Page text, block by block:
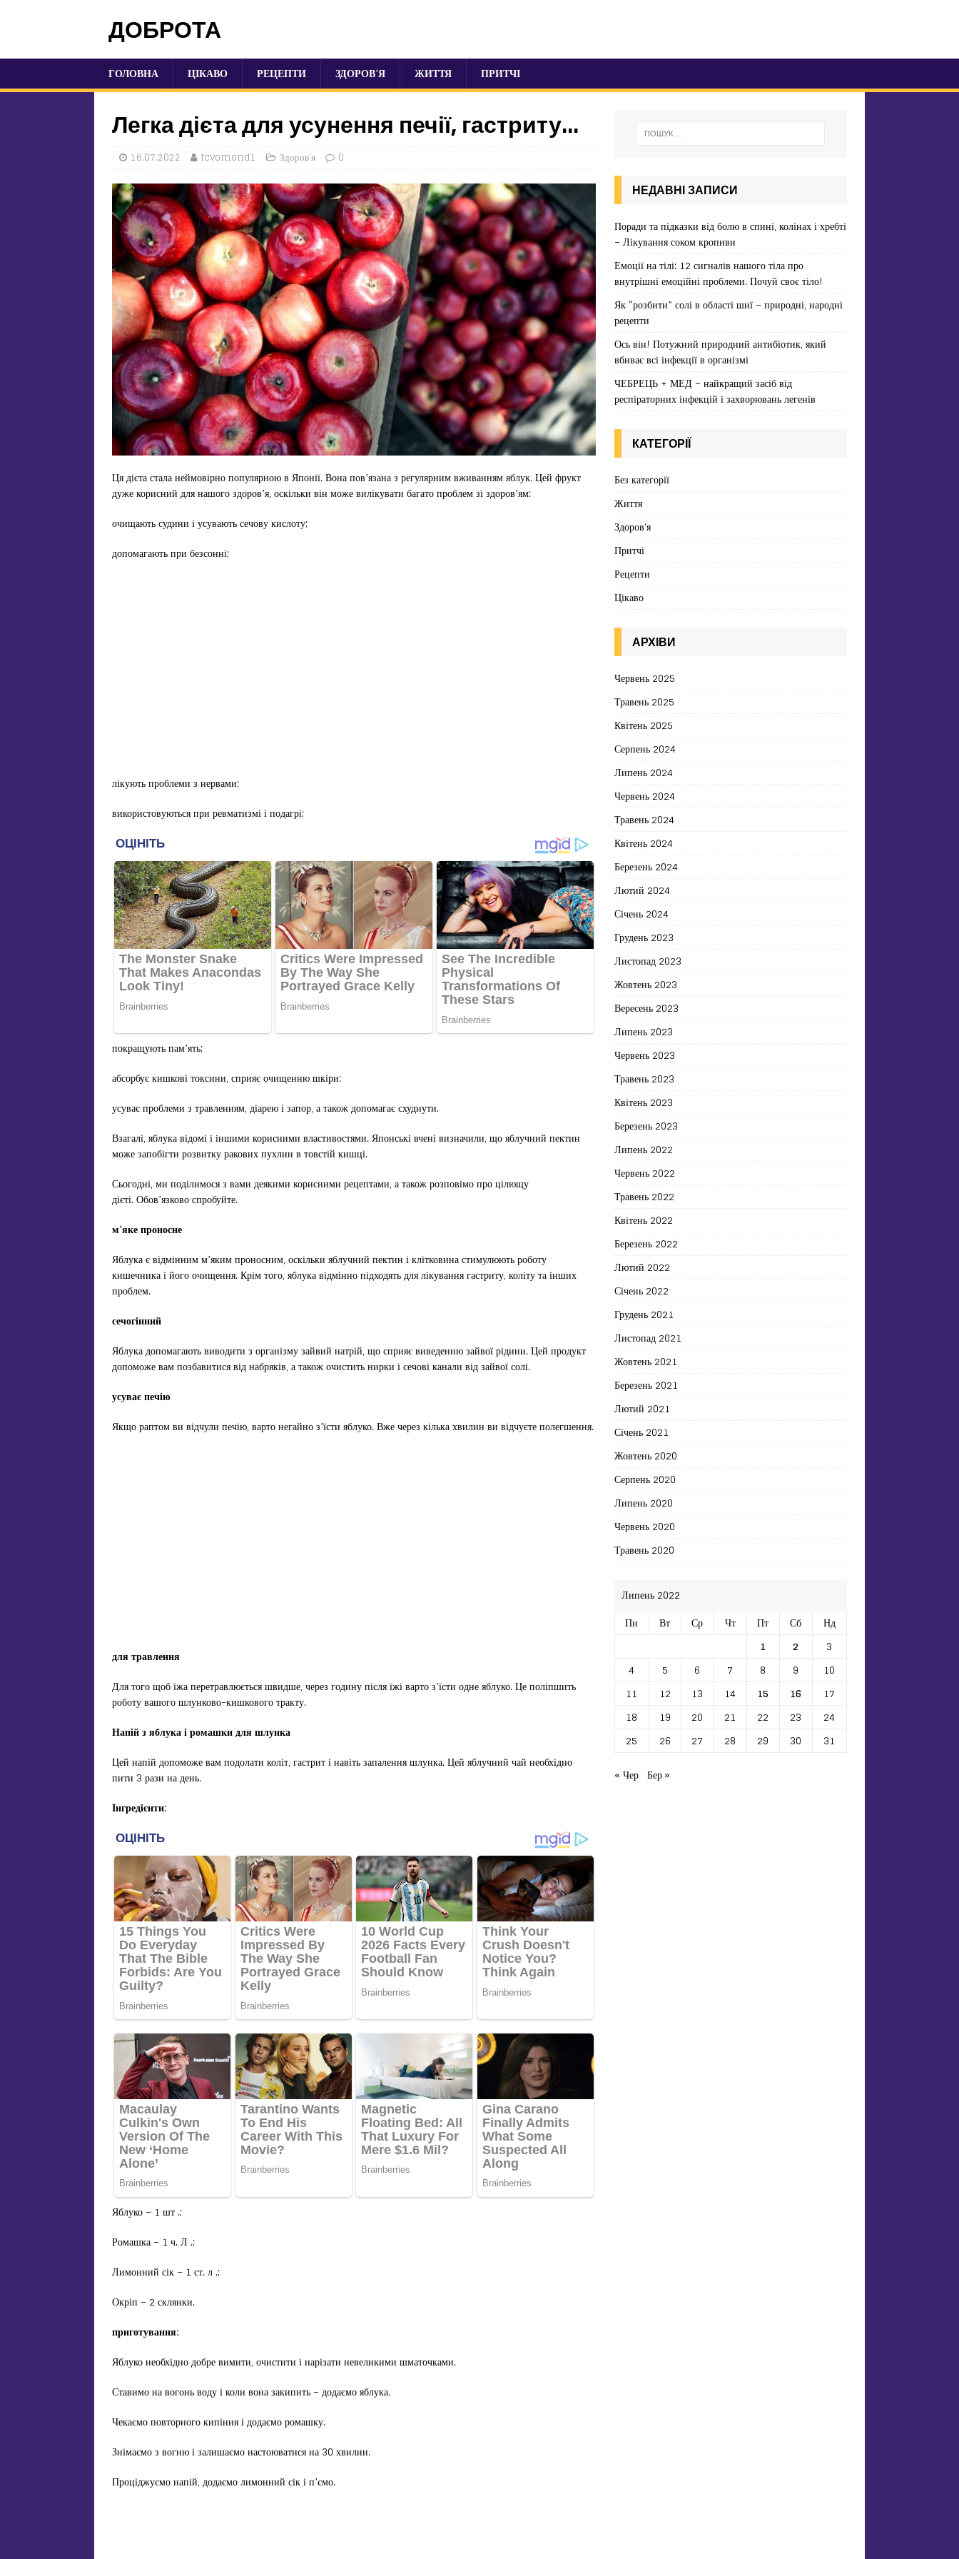
ДОБРОТА
ГОЛОВНА ЦІКАВО РЕЦЕПТИ ЗДОРОВ’Я ЖИТТЯ ПРИТЧІ
Легка дієта для усунення печії, гастриту…
16.07.2022 fcvomond1 Здоров'я 0
Ця дієта стала неймовірно популярною в Японії. Вона пов’язана з регулярним вживанням яблук. Цей фрукт
дуже корисний для нашого здоров’я, оскільки він може вилікувати багато проблем зі здоров’ям:
очищають судини і усувають сечову кислоту;
допомагають при безсонні;
лікують проблеми з нервами;
використовуються при ревматизмі і подагрі;
покращують пам’ять;
абсорбує кишкові токсини, сприяє очищенню шкіри;
усуває проблеми з травленням, діарею і запор, а також допомагає схуднути.
Взагалі, яблука відомі і іншими корисними властивостями. Японські вчені визначили, що яблучний пектин
може запобігти розвитку ракових пухлин в товстій кишці.
Сьогодні, ми поділимося з вами деякими корисними рецептами, а також розповімо про цілющу
дієті. Обов’язково спробуйте.
м’яке проносне
Яблука є відмінним м’яким проносним, оскільки яблучний пектин і клітковина стимулюють роботу
кишечника і його очищення. Крім того, яблука відмінно підходять для лікування гастриту, коліту та інших
проблем.
сечогінний
Яблука допомагають виводити з організму зайвий натрій, що сприяє виведенню зайвої рідини. Цей продукт
допоможе вам позбавитися від набряків, а також очистить нирки і сечові канали від зайвої солі.
усуває печію
Якщо раптом ви відчули печію, варто негайно з’їсти яблуко. Вже через кілька хвилин ви відчуєте полегшення.
для травлення
Для того щоб їжа перетравлюється швидше, через годину після їжі варто з’їсти одне яблуко. Це поліпшить
роботу вашого шлунково-кишкового тракту.
Напій з яблука і ромашки для шлунка
Цей напій допоможе вам подолати коліт, гастрит і навіть запалення шлунка. Цей яблучний чай необхідно
пити 3 рази на день.
Інгредієнти:
Яблуко – 1 шт .;
Ромашка – 1 ч. Л .;
Лимонний сік – 1 ст. л .;
Окріп – 2 склянки.
приготування:
Яблуко необхідно добре вимити, очистити і нарізати невеликими шматочками.
Ставимо на вогонь воду і коли вона закипить – додаємо яблука.
Чекаємо повторного кипіння і додаємо ромашку.
Знімаємо з вогню і залишаємо настоюватися на 30 хвилин.
Проціджуємо напій, додаємо лимонний сік і п’ємо.
НЕДАВНІ ЗАПИСИ
Поради та підказки від болю в спині, колінах і хребті
– Лікування соком кропиви
Емоції на тілі: 12 сигналів нашого тіла про
внутрішні емоційні проблеми. Почуй своє тіло!
Як “розбити” солі в області шиї – природні, народні
рецепти
Ось він! Потужний природний антибіотик, який
вбиває всі інфекції в організмі
ЧЕБРЕЦЬ + МЕД – найкращий засіб від
респіраторних інфекцій і захворювань легенів
КАТЕГОРІЇ
Без категорії
Життя
Здоров'я
Притчі
Рецепти
Цікаво
АРХІВИ
Червень 2025
Травень 2025
Квітень 2025
Серпень 2024
Липень 2024
Червень 2024
Травень 2024
Квітень 2024
Березень 2024
Лютий 2024
Січень 2024
Грудень 2023
Листопад 2023
Жовтень 2023
Вересень 2023
Липень 2023
Червень 2023
Травень 2023
Квітень 2023
Березень 2023
Липень 2022
Червень 2022
Травень 2022
Квітень 2022
Березень 2022
Лютий 2022
Січень 2022
Грудень 2021
Листопад 2021
Жовтень 2021
Березень 2021
Лютий 2021
Січень 2021
Жовтень 2020
Серпень 2020
Липень 2020
Червень 2020
Травень 2020
Липень 2022
Пн
Вт Ср Чт Пт Сб
Нд
1
2
3
4
5 6 7 8 9
10
11
12 13 14 15 16
17
18
19 20 21 22 23
24
25
26 27 28 29 30
31
« Чер Бер »